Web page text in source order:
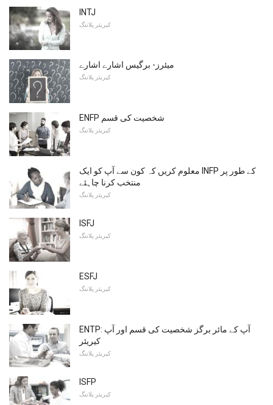
INTJ
کیریئر پلاننگ
میئرز- برگیس اشارے اشارے
کیریئر پلاننگ
ENFP شخصیت کی قسم
کیریئر پلاننگ
معلوم کریں کہ کون سے آپ کو ایک INFP کے طور پر
منتخب کرنا چاہئے
کیریئر پلاننگ
ISFJ
کیریئر پلاننگ
ESFJ
کیریئر پلاننگ
ENTP: آپ کے مائر برگز شخصیت کی قسم اور آپ
کیریئر
کیریئر پلاننگ
ISFP
کیریئر پلاننگ